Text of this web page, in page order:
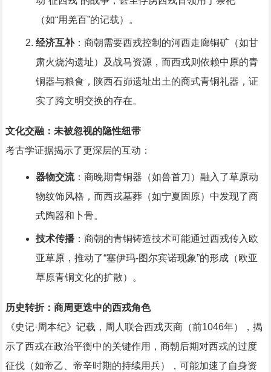
（如“用羌百”的记载）。
经济互补：商朝需要西戎控制的河西走廊铜矿（如甘
肃火烧沟遗址）及战马资源，而西戎则依赖中原的青
铜器与粮食，陕西石峁遗址出土的商式青铜礼器，证
实了跨文明交换的存在。
文化交融：未被忽视的隐性纽带
考古学证据揭示了更深层的互动：
器物交流：商晚期青铜器（如兽首刀）融入了草原动
物纹饰风格，而西戎墓葬（如宁夏固原）中发现了商
式陶器和卜骨。
技术传播：商朝的青铜铸造技术可能通过西戎传入欧
亚草原，推动了“塞伊玛-图尔宾诺现象”的形成（欧亚
草原青铜文化的扩散）。
历史转折：商周更迭中的西戎角色
《史记·周本纪》记载，周人联合西戎灭商（前1046年），揭
示了西戎在政治平衡中的关键作用，商朝后期对西戎的过度
征伐（如帝乙、帝辛时期的持续用兵），可能加速了自身资